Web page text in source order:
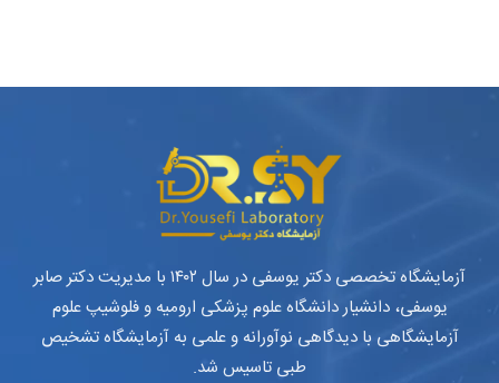
آزمایشگاه تخصصی دکتر یوسفی در سال ۱۴۰۲ با مدیریت دکتر صابر
یوسفی، دانشیار دانشگاه علوم پزشکی ارومیه و فلوشیپ علوم
آزمایشگاهی با دیدگاهی نوآورانه و علمی به آزمایشگاه تشخیص
طبی تاسیس شد.